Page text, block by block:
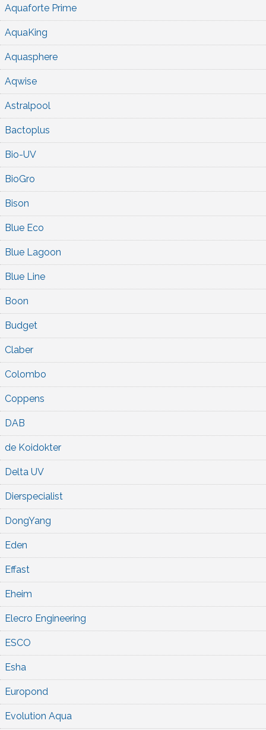
Aquaforte Prime
AquaKing
Aquasphere
Aqwise
Astralpool
Bactoplus
Bio-UV
BioGro
Bison
Blue Eco
Blue Lagoon
Blue Line
Boon
Budget
Claber
Colombo
Coppens
DAB
de Koidokter
Delta UV
Dierspecialist
DongYang
Eden
Effast
Eheim
Elecro Engineering
ESCO
Esha
Europond
Evolution Aqua